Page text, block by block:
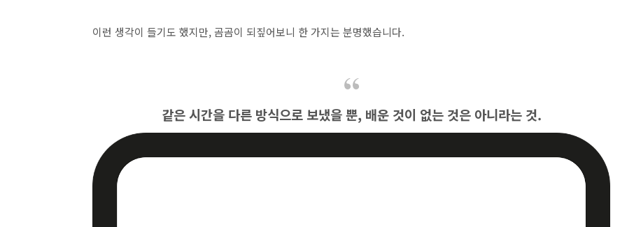
이런 생각이 들기도 했지만, 곰곰이 되짚어보니 한 가지는 분명했습니다.
같은 시간을 다른 방식으로 보냈을 뿐, 배운 것이 없는 것은 아니라는 것.